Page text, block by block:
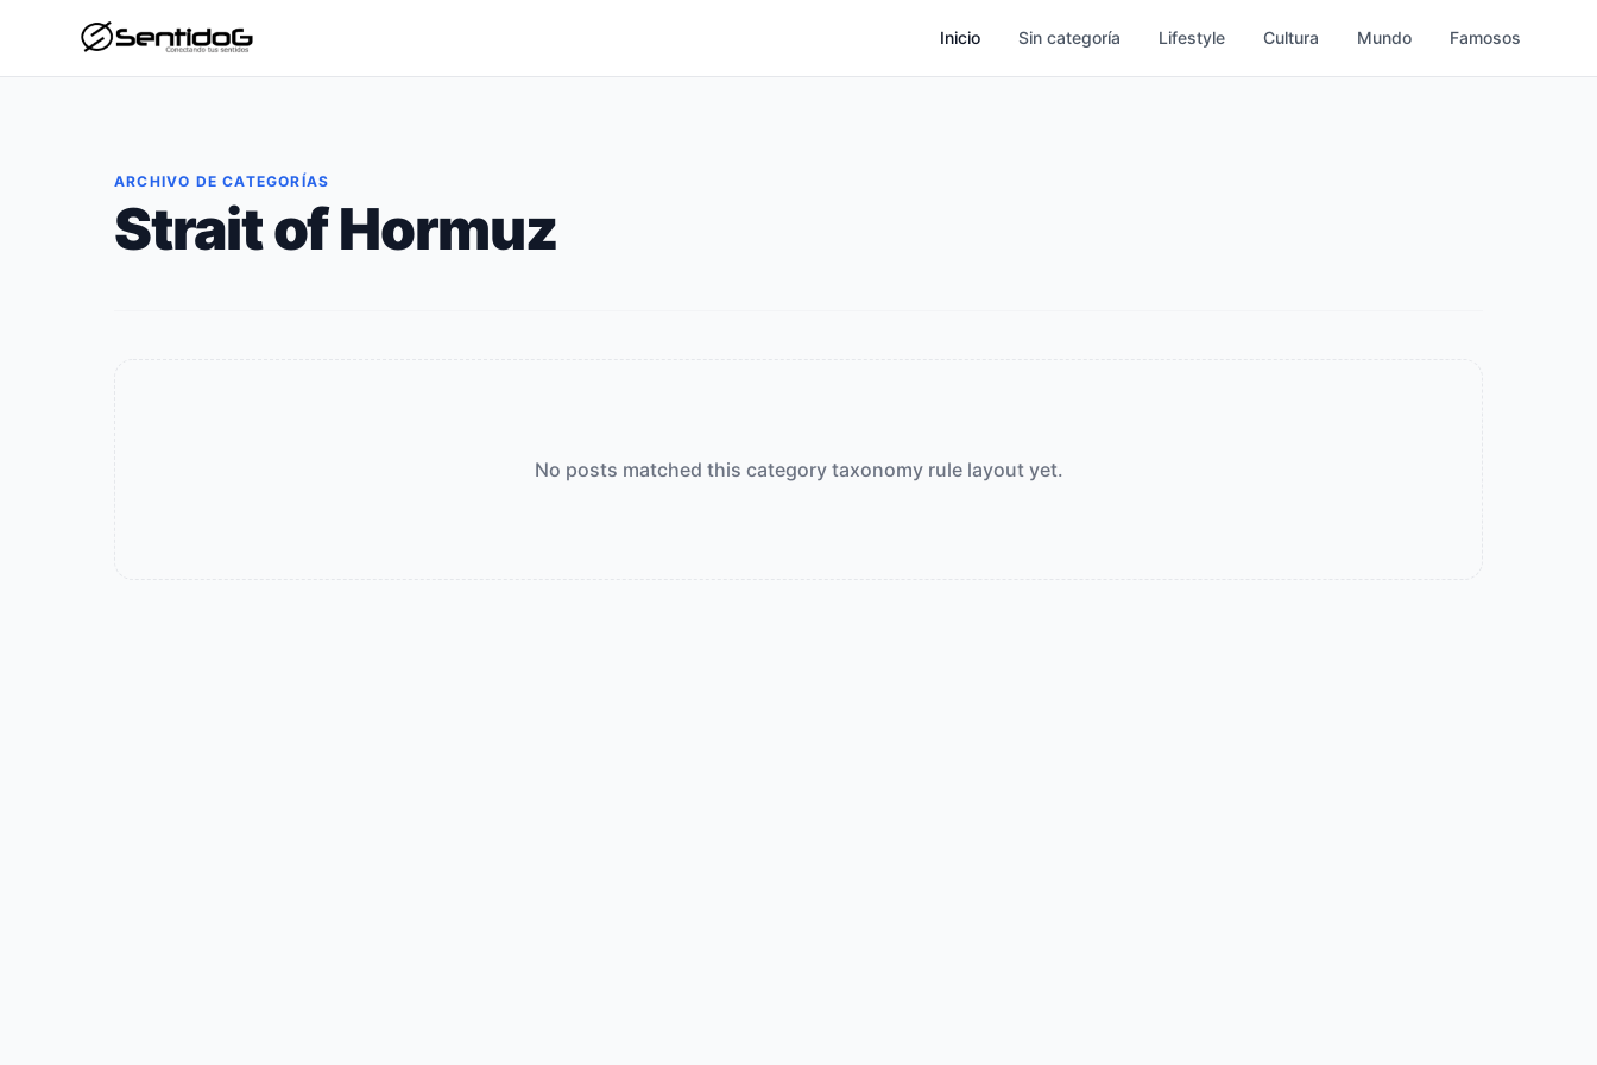
Inicio Sin categoría Lifestyle Cultura Mundo Famosos
ARCHIVO DE CATEGORÍAS
Strait of Hormuz
No posts matched this category taxonomy rule layout yet.